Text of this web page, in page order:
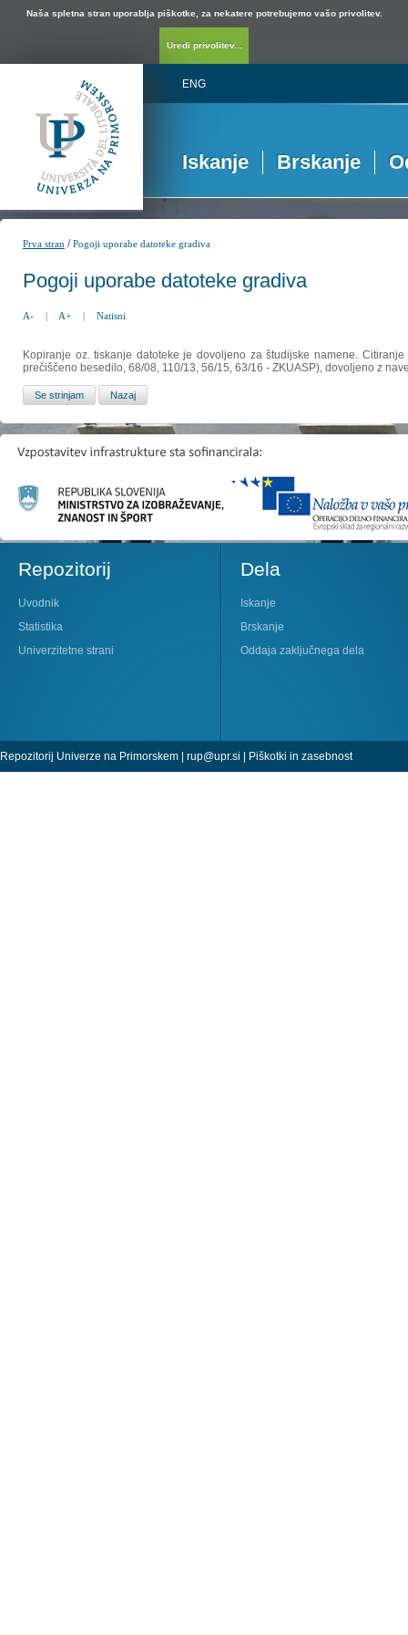
Naša spletna stran uporablja piškotke, za nekatere potrebujemo vašo privolitev.
Uredi privolitev...
ENG
Iskanje Brskanje
Prva stran /Pogoji uporabe datoteke gradiva
Pogoji uporabe datoteke gradiva
A- | A+ | Natisni
Kopiranje oz. tiskanje datoteke je dovoljeno za študijske namene.
prečiščeno besedilo, 68/08, 110/13, 56/15, 63/16 - ZKUASP), dovoljeno z
Repozitorij
Uvodnik
Statistika
Univerzitetne strani
Dela
Iskanje
Brskanje
Oddaja zaključnega dela
Repozitorij Univerze na Primorskem | rup@upr.si | Piškotki in zasebnost